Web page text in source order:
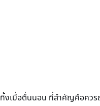
ทิ้งเมื่อตื่นนอน ที่สำคัญคือคว